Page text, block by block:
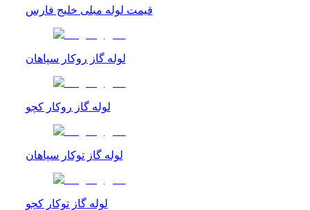
قیمت لوله مبلی خلیج فارس
لوله گاز روکار سپاهان
لوله گاز روکار کچو
لوله گاز توکار سپاهان
لوله گاز توکار کچو